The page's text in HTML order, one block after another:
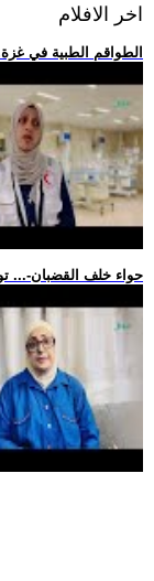
اخر الافلام
.. الطواقم الطبية في
.. -حواء خلف القضبان-...